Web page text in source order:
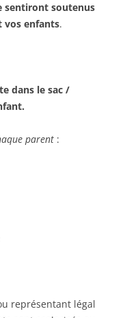
sentiront soutenus
vos enfants.
dans le sac /
parent :
représentant légal